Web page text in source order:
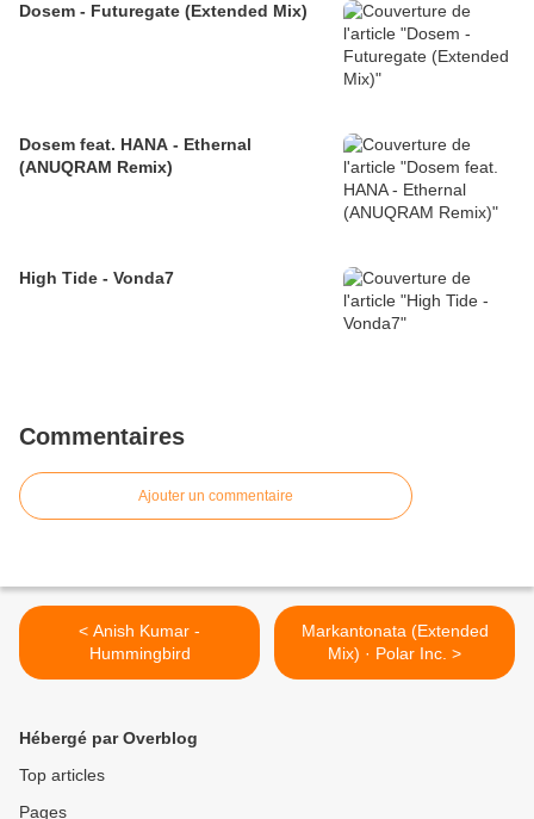
Dosem - Futuregate (Extended Mix)
Dosem feat. HANA - Ethernal
(ANUQRAM Remix)
High Tide - Vonda7
Commentaires
Ajouter un commentaire
< Anish Kumar -
Hummingbird
Markantonata (Extended
Mix) · Polar Inc. >
Hébergé par Overblog
Top articles
Pages